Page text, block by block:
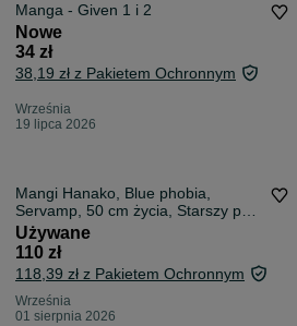
Manga - Given 1 i 2
Nowe
34 zł
38,19 zł z Pakietem Ochronnym
Września
19 lipca 2026
Mangi Hanako, Blue phobia,
Servamp, 50 cm życia, Starszy pan
i kot
Używane
110 zł
118,39 zł z Pakietem Ochronnym
Września
01 sierpnia 2026